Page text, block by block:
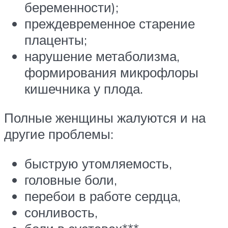
беременности);
преждевременное старение
плаценты;
нарушение метаболизма,
формирования микрофлоры
кишечника у плода.
Полные женщины жалуются и на
другие проблемы:
быструю утомляемость,
головные боли,
перебои в работе сердца,
сонливость,